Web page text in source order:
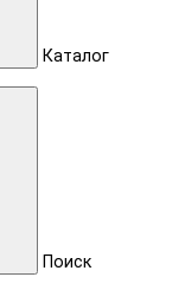
Каталог
Поиск